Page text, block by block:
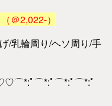
＠2,022-）
/乳輪周り/ヘソ周り/手
ﾟ⌒*:ﾟ⌒*:ﾟ⌒*:ﾟ